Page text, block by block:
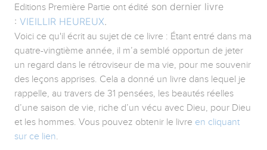
Editions Première Partie ont édité son dernier livre
: VIEILLIR HEUREUX.
Voici ce qu'il écrit au sujet de ce livre : Étant entré dans ma
quatre-vingtième année, il m’a semblé opportun de jeter
un regard dans le rétroviseur de ma vie, pour me souvenir
des leçons apprises. Cela a donné un livre dans lequel je
rappelle, au travers de 31 pensées, les beautés réelles
d’une saison de vie, riche d’un vécu avec Dieu, pour Dieu
et les hommes. Vous pouvez obtenir le livre en cliquant
sur ce lien.